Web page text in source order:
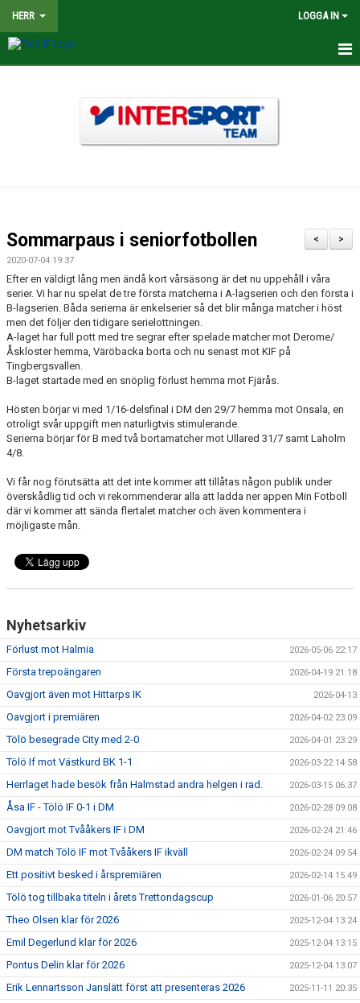
HERR LOGGA IN
BILDGALLERI
DOKUMENT
KONTAKT
>
<
Sommarpaus i seniorfotbollen
2020-07-04 19:37
Efter en väldigt lång men ändå kort vårsäsong är det nu uppehåll i våra
serier. Vi har nu spelat de tre första matcherna i A-lagserien och den första i
B-lagserien. Båda serierna är enkelserier så det blir många matcher i höst
men det följer den tidigare serielottningen.
A-laget har full pott med tre segrar efter spelade matcher mot Derome/
Åskloster hemma, Väröbacka borta och nu senast mot KIF på
Tingbergsvallen.
B-laget startade med en snöplig förlust hemma mot Fjärås.
Hösten börjar vi med 1/16-delsfinal i DM den 29/7 hemma mot Onsala, en
otroligt svår uppgift men naturligtvis stimulerande.
Serierna börjar för B med två bortamatcher mot Ullared 31/7 samt Laholm
4/8.
Vi får nog förutsätta att det inte kommer att tillåtas någon publik under
överskådlig tid och vi rekommenderar alla att ladda ner appen Min Fotboll
där vi kommer att sända flertalet matcher och även kommentera i
möjligaste mån.
Nyhetsarkiv
Förlust mot Halmia 2026-05-06 22:17
Första trepoängaren 2026-04-19 21:18
Oavgjort även mot Hittarps IK 2026-04-13
Oavgjort i premiären 2026-04-02 23:09
Tölö besegrade City med 2-0 2026-04-01 23:29
Tölö If mot Västkurd BK 1-1 2026-03-22 14:58
Herrlaget hade besök från Halmstad andra helgen i rad. 2026-03-15 06:37
Åsa IF - Tölö IF 0-1 i DM 2026-02-28 09:08
Oavgjort mot Tvååkers IF i DM 2026-02-24 21:46
DM match Tölö IF mot Tvååkers IF ikväll 2026-02-24 09:54
Ett positivt besked i årspremiären 2026-02-14 15:49
Tölö tog tillbaka titeln i årets Trettondagscup 2026-01-06 20:57
Theo Olsen klar för 2026 2025-12-04 13:24
Emil Degerlund klar för 2026 2025-12-04 13:15
Pontus Delin klar för 2026 2025-12-04 13:07
Erik Lennartsson Janslätt först att presenteras 2026 2025-11-11 20:35